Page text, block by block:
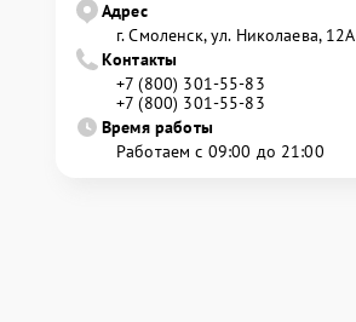
Адрес
г. Смоленск, ул. Николаева, 12А
Контакты
+7 (800) 301-55-83
+7 (800) 301-55-83
Время работы
Работаем с 09:00 до 21:00